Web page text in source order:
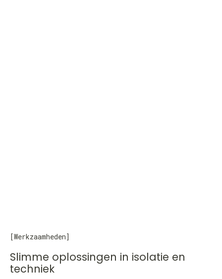
[Werkzaamheden]
Slimme oplossingen in isolatie en
techniek